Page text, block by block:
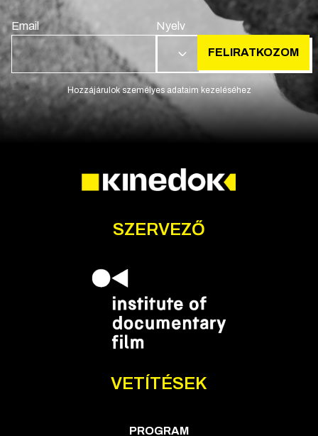
Email Nyelv
HU FELIRATKOZOM
Hozzájárulok személyes adataim kezeléséhez
SZERVEZŐ
VETÍTÉSEK
PROGRAM